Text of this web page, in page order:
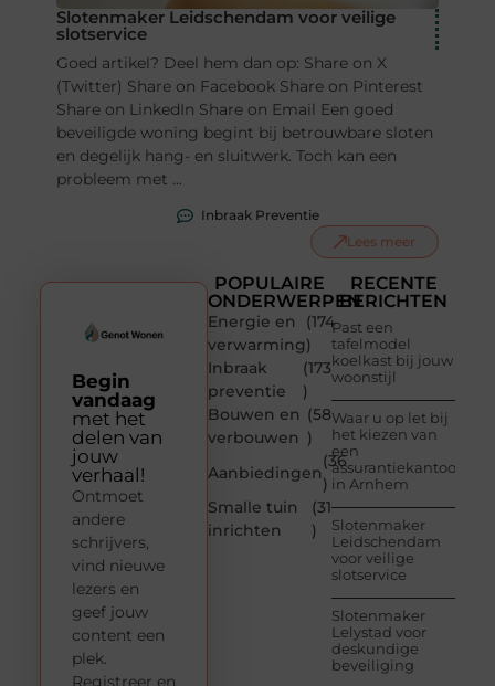
Slotenmaker Leidschendam voor veilige
slotservice
Goed artikel? Deel hem dan op: Share on X
(Twitter) Share on Facebook Share on Pinterest
Share on LinkedIn Share on Email Een goed
beveiligde woning begint bij betrouwbare sloten
en degelijk hang- en sluitwerk. Toch kan een
probleem met ...
Inbraak Preventie
Lees meer
POPULAIRE
ONDERWERPEN
Energie en
verwarming
(174
)
Inbraak
preventie
(173
)
Bouwen en
verbouwen
(58
)
Aanbiedingen
(36
)
Smalle tuin
inrichten
(31
)
RECENTE
BERICHTEN
Past een
tafelmodel
koelkast bij jouw
woonstijl
Waar u op let bij
het kiezen van
een
assurantiekantoor
in Arnhem
Slotenmaker
Leidschendam
voor veilige
slotservice
Slotenmaker
Lelystad voor
deskundige
beveiliging
Begin
vandaag
met het
delen van
jouw
verhaal!
Ontmoet
andere
schrijvers,
vind nieuwe
lezers en
geef jouw
content een
plek.
Registreer en